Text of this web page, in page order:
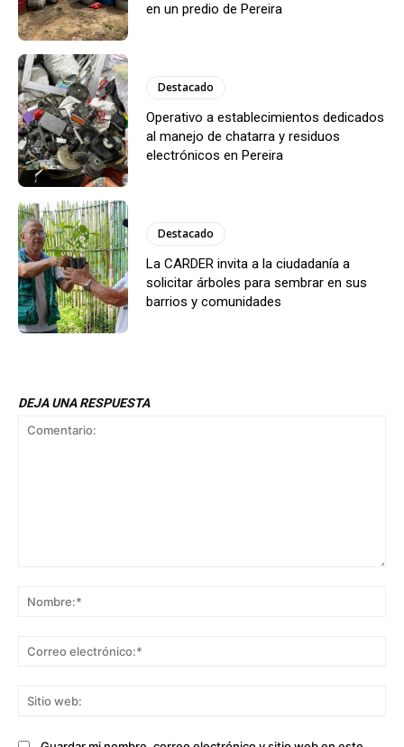
en un predio de Pereira
Destacado
Operativo a establecimientos dedicados
al manejo de chatarra y residuos
electrónicos en Pereira
Destacado
La CARDER invita a la ciudadanía a
solicitar árboles para sembrar en sus
barrios y comunidades
DEJA UNA RESPUESTA